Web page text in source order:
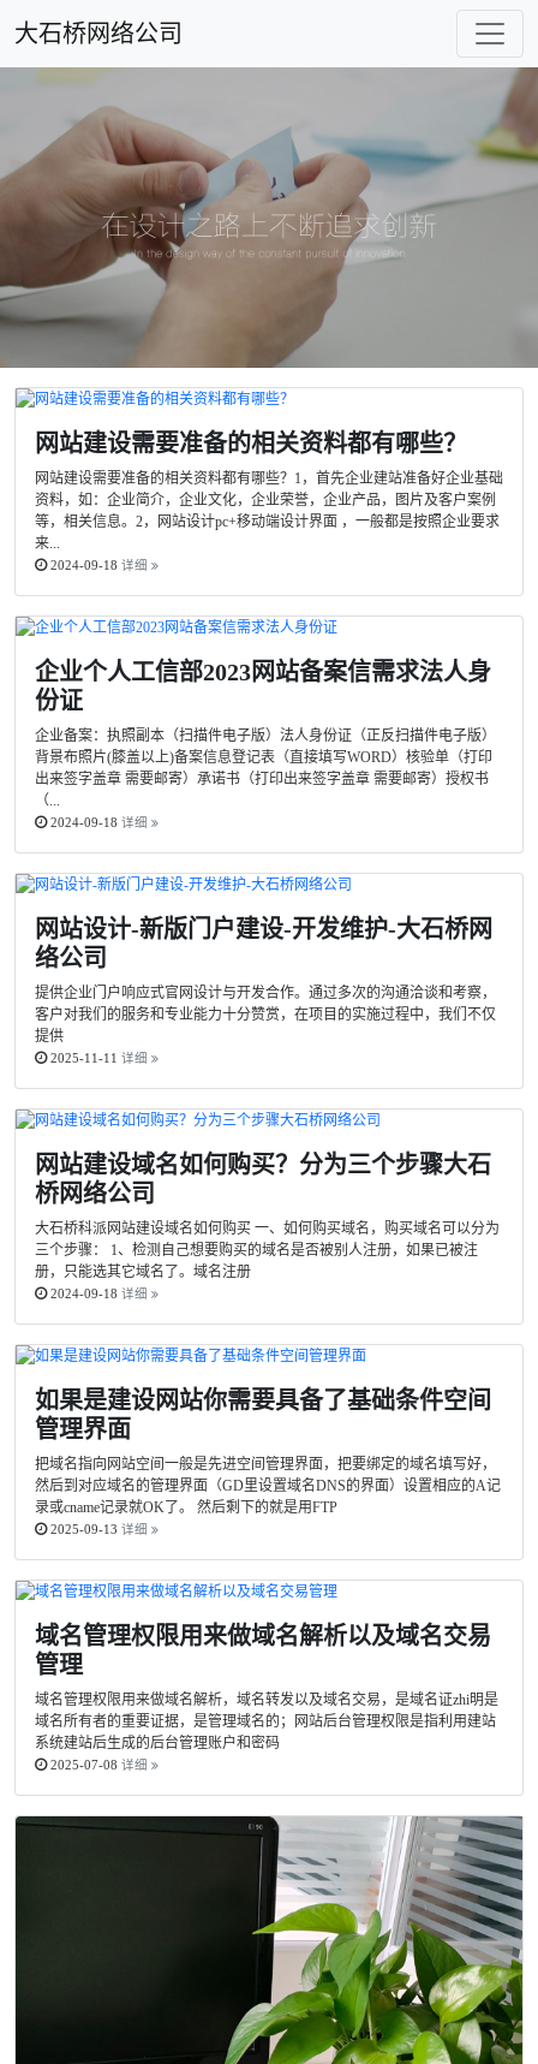
大石桥网络公司
网站建设需要准备的相关资料都有哪些？
网站建设需要准备的相关资料都有哪些？1，首先企业建站准备好企业基础
资料，如：企业简介，企业文化，企业荣誉，企业产品，图片及客户案例
等，相关信息。2，网站设计pc+移动端设计界面 ，一般都是按照企业要求
来...
2024-09-18 详细
企业个人工信部2023网站备案信需求法人身
份证
企业备案：执照副本（扫描件电子版）法人身份证（正反扫描件电子版）
背景布照片(膝盖以上)备案信息登记表（直接填写WORD）核验单（打印
出来签字盖章 需要邮寄）承诺书（打印出来签字盖章 需要邮寄）授权书
（...
2024-09-18 详细
网站设计-新版门户建设-开发维护-大石桥网
络公司
提供企业门户响应式官网设计与开发合作。通过多次的沟通洽谈和考察，
客户对我们的服务和专业能力十分赞赏，在项目的实施过程中，我们不仅
提供
2025-11-11 详细
网站建设域名如何购买？分为三个步骤大石
桥网络公司
大石桥科派网站建设域名如何购买 一、如何购买域名，购买域名可以分为
三个步骤： 1、检测自己想要购买的域名是否被别人注册，如果已被注
册，只能选其它域名了。域名注册
2024-09-18 详细
如果是建设网站你需要具备了基础条件空间
管理界面
把域名指向网站空间一般是先进空间管理界面，把要绑定的域名填写好，
然后到对应域名的管理界面（GD里设置域名DNS的界面）设置相应的A记
录或cname记录就OK了。 然后剩下的就是用FTP
2025-09-13 详细
域名管理权限用来做域名解析以及域名交易
管理
域名管理权限用来做域名解析，域名转发以及域名交易，是域名证zhi明是
域名所有者的重要证据，是管理域名的；网站后台管理权限是指利用建站
系统建站后生成的后台管理账户和密码
2025-07-08 详细